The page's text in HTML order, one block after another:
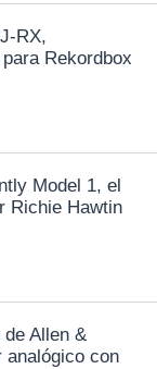
RX,
Rekordbox
Model 1, el
Richie Hawtin
Allen &
analógico con